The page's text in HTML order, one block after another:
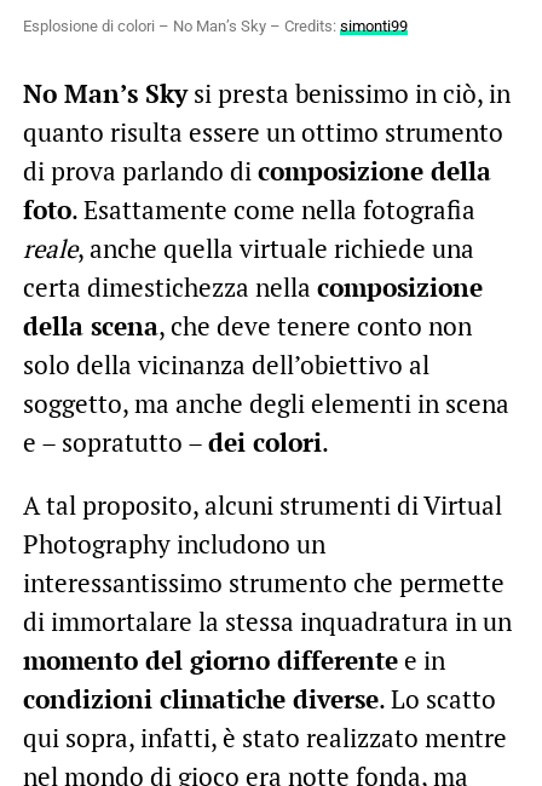
Esplosione di colori – No Man’s Sky – Credits: simonti99
No Man’s Skysi presta benissimo in ciò, in
quanto risulta essere un ottimo strumento
di prova parlando dicomposizione della
foto. Esattamente come nella fotografia
reale, anche quella virtuale richiede una
certa dimestichezza nella composizione
della scena, che deve tenere conto non
solo della vicinanza dell’obiettivo al
soggetto, ma anche degli elementi in scena
e – sopratutto –dei colori.
A tal proposito, alcuni strumenti di Virtual
Photography includono un
interessantissimo strumento che permette
di immortalare la stessa inquadratura in un
momento del giorno differentee in
condizioni climatiche diverse. Lo scatto
qui sopra, infatti, è stato realizzato mentre
nel mondo di gioco era notte fonda, ma